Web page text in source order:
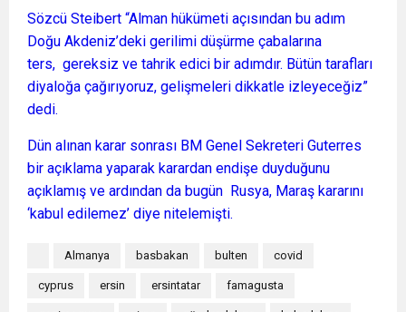
Sözcü Steibert “Alman hükümeti açısından bu adım
Doğu Akdeniz’deki gerilimi düşürme çabalarına
ters, gereksiz ve tahrik edici bir adımdır. Bütün tarafları
diyaloğa çağırıyoruz, gelişmeleri dikkatle izleyeceğiz”
dedi.
Dün alınan karar sonrası BM Genel Sekreteri Guterres
bir açıklama yaparak karardan endişe duyduğunu
açıklamış ve ardından da bugün Rusya, Maraş kararını
‘kabul edilemez’ diye nitelemişti.
Almanya basbakan bulten covid
cyprus ersin ersintatar famagusta